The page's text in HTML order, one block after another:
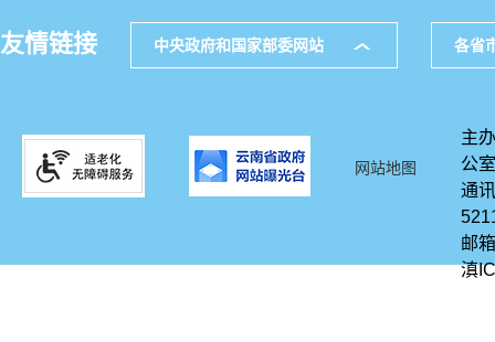
友情链接 中央政府和国家部委网站 各省
网站地图
主
公室
通
邮
滇